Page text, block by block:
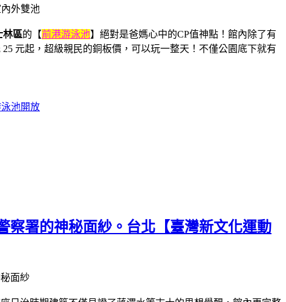
林區的【前港游泳池】絕對是爸媽心中的CP值神點！館內除了有
元起，超級親民的銅板價，可以玩一整天！不僅公園底下就有
池開放
察署的神秘面紗。台北【臺灣新文化運動